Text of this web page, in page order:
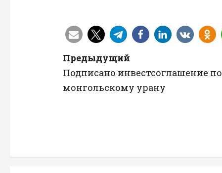
Н
а
а
Предыдущий
Подписано инвестсоглашение по
монгольскому урану